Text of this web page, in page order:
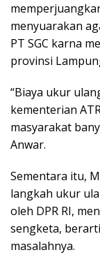
menyuarakan
PT SGC karna
provinsi
“Biaya ukur
kementerian
masyarakat
Anwar.
Sementara itu,
langkah ukur
oleh DPR RI,
sengketa,
masalahnya.